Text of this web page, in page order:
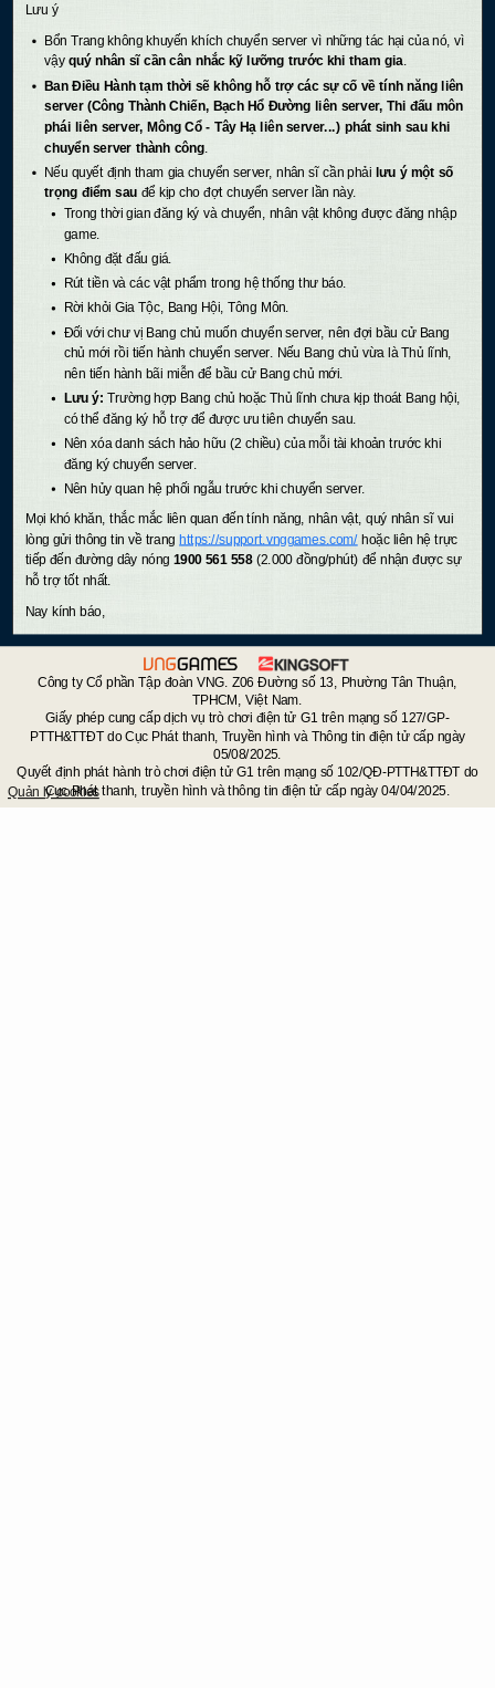
Lưu ý
Bổn Trang không khuyến khích chuyển server vì những tác hại của nó, vì
vậy quý nhân sĩ cần cân nhắc kỹ lưỡng trước khi tham gia.
Ban Điều Hành tạm thời sẽ không hỗ trợ các sự cố về tính năng liên
server (Công Thành Chiến, Bạch Hổ Đường liên server, Thi đấu môn
phái liên server, Mông Cổ - Tây Hạ liên server...) phát sinh sau khi
chuyển server thành công.
Nếu quyết định tham gia chuyển server, nhân sĩ cần phải lưu ý một số
trọng điểm sau để kịp cho đợt chuyển server lần này.
Trong thời gian đăng ký và chuyển, nhân vật không được đăng nhập
game.
Không đặt đấu giá.
Rút tiền và các vật phẩm trong hệ thống thư báo.
Rời khỏi Gia Tộc, Bang Hội, Tông Môn.
Đối với chư vị Bang chủ muốn chuyển server, nên đợi bầu cử Bang
chủ mới rồi tiến hành chuyển server. Nếu Bang chủ vừa là Thủ lĩnh,
nên tiến hành bãi miễn để bầu cử Bang chủ mới.
Lưu ý: Trường hợp Bang chủ hoặc Thủ lĩnh chưa kịp thoát Bang hội,
có thể đăng ký hỗ trợ để được ưu tiên chuyển sau.
Nên xóa danh sách hảo hữu (2 chiều) của mỗi tài khoản trước khi
đăng ký chuyển server.
Nên hủy quan hệ phối ngẫu trước khi chuyển server.
Mọi khó khăn, thắc mắc liên quan đến tính năng, nhân vật, quý nhân sĩ vui
lòng gửi thông tin về trang https://support.vnggames.com/hoặc liên hệ trực
tiếp đến đường dây nóng 1900 561 558 (2.000 đồng/phút) để nhận được sự
hỗ trợ tốt nhất.
Nay kính báo,
Công ty Cổ phần Tập đoàn VNG. Z06 Đường số 13, Phường Tân Thuận,
TPHCM, Việt Nam.
Giấy phép cung cấp dịch vụ trò chơi điện tử G1 trên mạng số 127/GP-
PTTH&TTĐT do Cục Phát thanh, Truyền hình và Thông tin điện tử cấp ngày
05/08/2025.
Quyết định phát hành trò chơi điện tử G1 trên mạng số 102/QĐ-PTTH&TTĐT do
Cục Phát thanh, truyền hình và thông tin điện tử cấp ngày 04/04/2025.
Quản lý cookies